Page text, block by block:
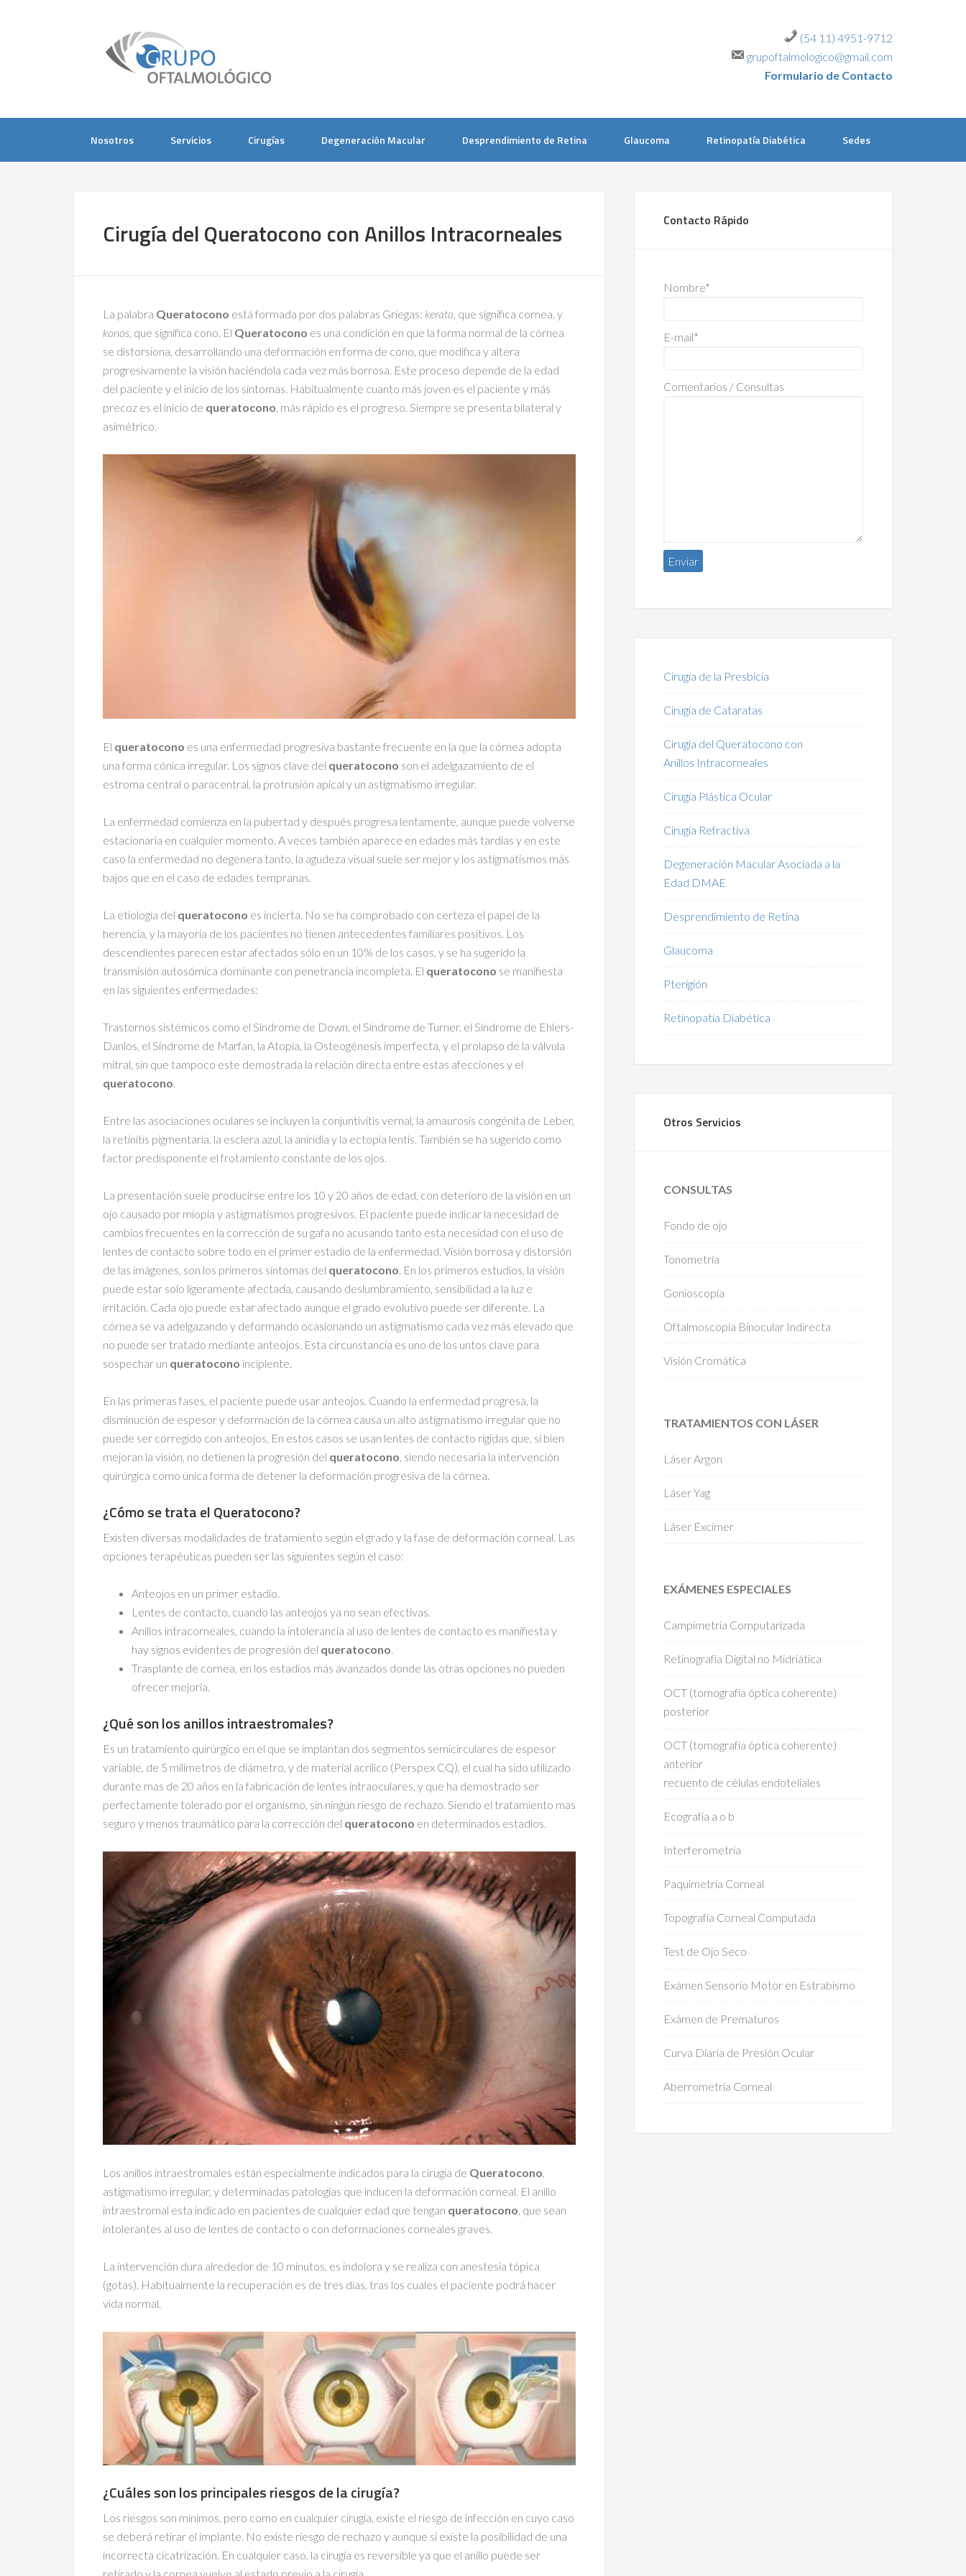
(54 11) 4951-9712
grupoftalmologico@gmail.com
Formulario de Contacto
Nosotros Servicios Cirugías Degeneración Macular Desprendimiento de Retina Glaucoma Retinopatía Diabética Sedes
Cirugía del Queratocono con Anillos Intracorneales
La palabra Queratocono está formada por dos palabras Griegas: kerato, que significa cornea, y
konos, que significa cono. El Queratocono es una condición en que la forma normal de la córnea
se distorsiona, desarrollando una deformación en forma de cono, que modifica y altera
progresivamente la visión haciéndola cada vez más borrosa. Este proceso depende de la edad
del paciente y el inicio de los síntomas. Habitualmente cuanto más joven es el paciente y más
precoz es el inicio de queratocono, más rápido es el progreso. Siempre se presenta bilateral y
asimétrico.
El queratocono es una enfermedad progresiva bastante frecuente en la que la córnea adopta
una forma cónica irregular. Los signos clave del queratocono son el adelgazamiento de el
estroma central o paracentral, la protrusión apical y un astigmatismo irregular.
La enfermedad comienza en la pubertad y después progresa lentamente, aunque puede volverse
estacionaria en cualquier momento. A veces también aparece en edades más tardías y en este
caso la enfermedad no degenera tanto, la agudeza visual suele ser mejor y los astigmatismos más
bajos que en el caso de edades tempranas.
La etiología del queratocono es incierta. No se ha comprobado con certeza el papel de la
herencia, y la mayoría de los pacientes no tienen antecedentes familiares positivos. Los
descendientes parecen estar afectados sólo en un 10% de los casos, y se ha sugerido la
transmisión autosómica dominante con penetrancia incompleta. El queratocono se manifiesta
en las siguientes enfermedades:
Trastornos sistémicos como el Síndrome de Down, el Síndrome de Turner, el Síndrome de Ehlers-
Danlos, el Síndrome de Marfan, la Atopia, la Osteogénesis imperfecta, y el prolapso de la válvula
mitral, sin que tampoco este demostrada la relación directa entre estas afecciones y el
queratocono.
Entre las asociaciones oculares se incluyen la conjuntivitis vernal, la amaurosis congénita de Leber,
la retinitis pigmentaria, la esclera azul, la aniridia y la ectopia lentis. También se ha sugerido como
factor predisponente el frotamiento constante de los ojos.
La presentación suele producirse entre los 10 y 20 años de edad, con deterioro de la visión en un
ojo causado por miopía y astigmatismos progresivos. El paciente puede indicar la necesidad de
cambios frecuentes en la corrección de su gafa no acusando tanto esta necesidad con el uso de
lentes de contacto sobre todo en el primer estadio de la enfermedad. Visión borrosa y distorsión
de las imágenes, son los primeros síntomas del queratocono. En los primeros estudios, la visión
puede estar solo ligeramente afectada, causando deslumbramiento, sensibilidad a la luz e
irritación. Cada ojo puede estar afectado aunque el grado evolutivo puede ser diferente. La
córnea se va adelgazando y deformando ocasionando un astigmatismo cada vez más elevado que
no puede ser tratado mediante anteojos. Esta circunstancia es uno de los untos clave para
sospechar un queratocono incipiente.
En las primeras fases, el paciente puede usar anteojos. Cuando la enfermedad progresa, la
disminución de espesor y deformación de la córnea causa un alto astigmatismo irregular que no
puede ser corregido con anteojos. En estos casos se usan lentes de contacto rígidas que, si bien
mejoran la visión, no detienen la progresión del queratocono, siendo necesaria la intervención
quirúrgica como única forma de detener la deformación progresiva de la córnea.
¿Cómo se trata el Queratocono?
Existen diversas modalidades de tratamiento según el grado y la fase de deformación corneal. Las
opciones terapéuticas pueden ser las siguientes según el caso:
Anteojos en un primer estadio.
Lentes de contacto, cuando las anteojos ya no sean efectivas.
Anillos intracorneales, cuando la intolerancia al uso de lentes de contacto es manifiesta y
hay signos evidentes de progresión del queratocono.
Trasplante de cornea, en los estadios más avanzados donde las otras opciones no pueden
ofrecer mejoría.
¿Qué son los anillos intraestromales?
Es un tratamiento quirúrgico en el que se implantan dos segmentos semicirculares de espesor
variable, de 5 milímetros de diámetro, y de material acrílico (Perspex CQ), el cual ha sido utilizado
durante mas de 20 años en la fabricación de lentes intraoculares, y que ha demostrado ser
perfectamente tolerado por el organismo, sin ningún riesgo de rechazo. Siendo el tratamiento mas
seguro y menos traumático para la corrección del queratocono en determinados estadios.
Los anillos intraestromales están especialmente indicados para la cirugía de Queratocono,
astigmatismo irregular, y determinadas patologías que inducen la deformación corneal. El anillo
intraestromal esta indicado en pacientes de cualquier edad que tengan queratocono, que sean
intolerantes al uso de lentes de contacto o con deformaciones corneales graves.
La intervención dura alrededor de 10 minutos, es indolora y se realiza con anestesia tópica
(gotas). Habitualmente la recuperación es de tres días, tras los cuales el paciente podrá hacer
vida normal.
¿Cuáles son los principales riesgos de la cirugía?
Los riesgos son mínimos, pero como en cualquier cirugía, existe el riesgo de infección en cuyo caso
se deberá retirar el implante. No existe riesgo de rechazo y aunque si existe la posibilidad de una
incorrecta cicatrización. En cualquier caso, la cirugía es reversible ya que el anillo puede ser
Contacto Rápido
Nombre*
E-mail*
Comentarios / Consultas
Cirugía de la Presbicia
Cirugía de Cataratas
Cirugía del Queratocono con
Anillos Intracorneales
Cirugía Plástica Ocular
Cirugía Refractiva
Degeneración Macular Asociada a la
Edad DMAE
Desprendimiento de Retina
Glaucoma
Pterigión
Retinopatía Diabética
Otros Servicios
CONSULTAS
Fondo de ojo
Tonometría
Gonioscopía
Oftalmoscopía Binocular Indirecta
Visión Cromática
TRATAMIENTOS CON LÁSER
Láser Argon
Láser Yag
Láser Excimer
EXÁMENES ESPECIALES
Campimetría Computarizada
Retinografía Digital no Midriática
OCT (tomografía óptica coherente)
posterior
OCT (tomografía óptica coherente)
anterior
recuento de células endoteliales
Ecografía a o b
Interferometría
Paquimetría Corneal
Topografía Corneal Computada
Test de Ojo Seco
Exámen Sensorio Motor en Estrabismo
Exámen de Prematuros
Curva Diaria de Presión Ocular
Aberrometría Corneal